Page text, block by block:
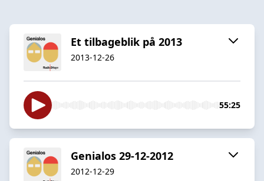
Et tilbageblik på 2013
2013-12-26
55:25
Genialos 29-12-2012
2012-12-29